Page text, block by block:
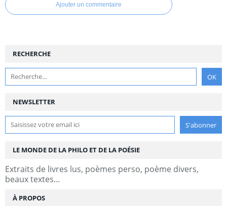
Ajouter un commentaire
NEWSLETTER
RECHERCHE
LE MONDE DE LA PHILO ET DE LA POÉSIE
Extraits de livres lus, poèmes perso, poème divers,
beaux textes...
À PROPOS